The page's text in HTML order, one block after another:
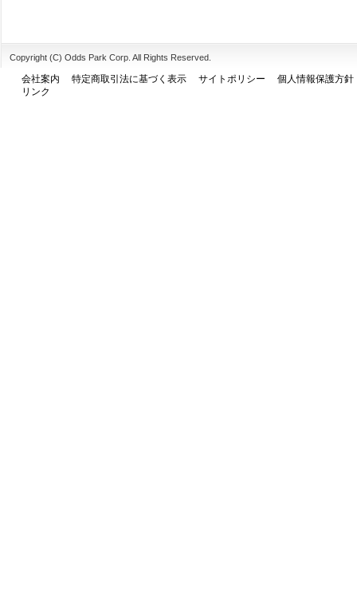
Copyright (C) Odds Park Corp. All Rights Reserved.
会社案内 特定商取引法に基づく表示 サイトポリシー
個人情報保護方針
リンク